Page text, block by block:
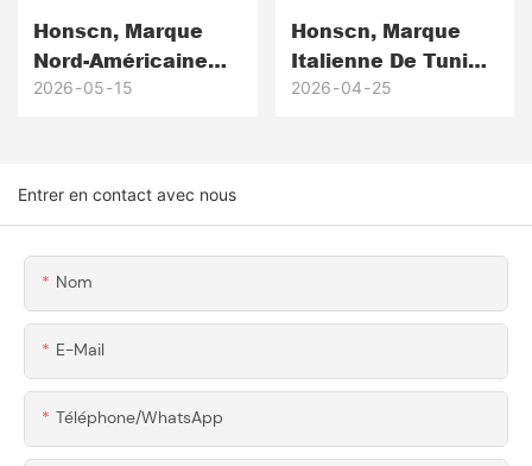
Honscn, Marque
Nord-Américaine
D'outils Pour Le
Usinés CNC Sur
2026 05 15
Honscn, Marque
Italienne De Tuning
Haute
2026 04 25
Entrer en contact avec nous
Nom
E-Mail
Téléphone/WhatsApp